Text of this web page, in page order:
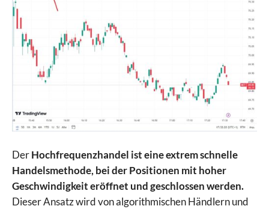
DerHochfrequenzhandel ist eine extrem schnelle
Handelsmethode, bei der Positionen mit hoher
Geschwindigkeit eröffnet und geschlossen werden.
Dieser Ansatz wird von algorithmischen Händlern und